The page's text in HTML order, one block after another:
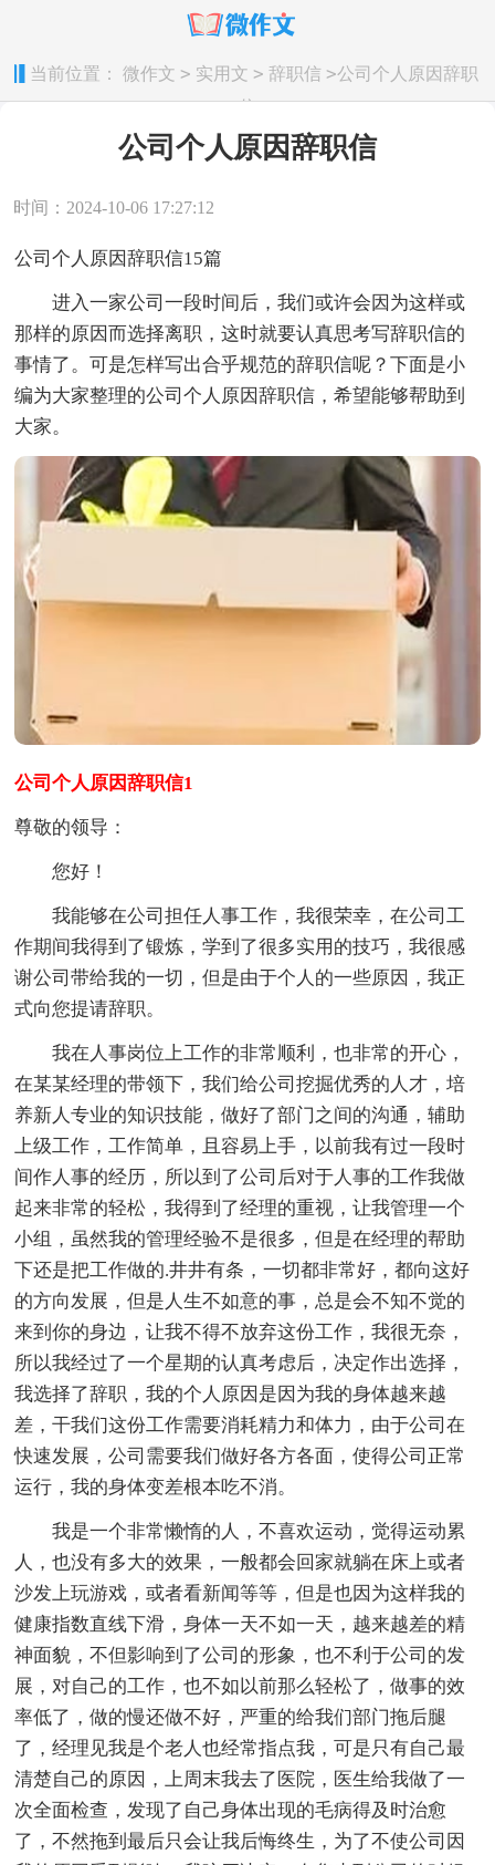
当前位置： 微作文 > 实用文 > 辞职信 >公司个人原因辞职
信
公司个人原因辞职信
时间：2024-10-06 17:27:12
公司个人原因辞职信15篇
进入一家公司一段时间后，我们或许会因为这样或
那样的原因而选择离职，这时就要认真思考写辞职信的
事情了。可是怎样写出合乎规范的辞职信呢？下面是小
编为大家整理的公司个人原因辞职信，希望能够帮助到
大家。
公司个人原因辞职信1
尊敬的领导：
您好！
我能够在公司担任人事工作，我很荣幸，在公司工
作期间我得到了锻炼，学到了很多实用的技巧，我很感
谢公司带给我的一切，但是由于个人的一些原因，我正
式向您提请辞职。
我在人事岗位上工作的非常顺利，也非常的开心，
在某某经理的带领下，我们给公司挖掘优秀的人才，培
养新人专业的知识技能，做好了部门之间的沟通，辅助
上级工作，工作简单，且容易上手，以前我有过一段时
间作人事的经历，所以到了公司后对于人事的工作我做
起来非常的轻松，我得到了经理的重视，让我管理一个
小组，虽然我的管理经验不是很多，但是在经理的帮助
下还是把工作做的.井井有条，一切都非常好，都向这好
的方向发展，但是人生不如意的事，总是会不知不觉的
来到你的身边，让我不得不放弃这份工作，我很无奈，
所以我经过了一个星期的认真考虑后，决定作出选择，
我选择了辞职，我的个人原因是因为我的身体越来越
差，干我们这份工作需要消耗精力和体力，由于公司在
快速发展，公司需要我们做好各方各面，使得公司正常
运行，我的身体变差根本吃不消。
我是一个非常懒惰的人，不喜欢运动，觉得运动累
人，也没有多大的效果，一般都会回家就躺在床上或者
沙发上玩游戏，或者看新闻等等，但是也因为这样我的
健康指数直线下滑，身体一天不如一天，越来越差的精
神面貌，不但影响到了公司的形象，也不利于公司的发
展，对自己的工作，也不如以前那么轻松了，做事的效
率低了，做的慢还做不好，严重的给我们部门拖后腿
了，经理见我是个老人也经常指点我，可是只有自己最
清楚自己的原因，上周末我去了医院，医生给我做了一
次全面检查，发现了自己身体出现的毛病得及时治愈
了，不然拖到最后只会让我后悔终生，为了不使公司因